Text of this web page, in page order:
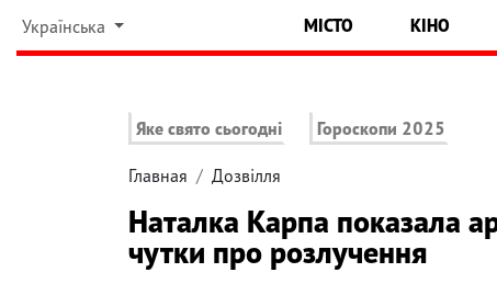
Українська МІСТО КІНО
Яке свято сьогодні Гороскопи 2025
Главная Дозвілля
Наталка Карпа показала
чутки про розлучення